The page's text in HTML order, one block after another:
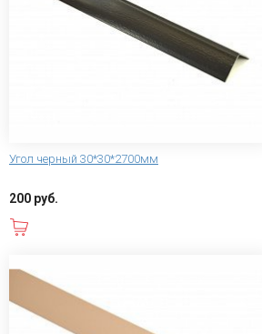
Угол черный 30*30*2700мм
200 руб.